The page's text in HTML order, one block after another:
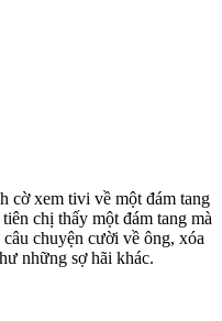
cờ xem tivi về một đám tang
chị thấy một đám tang mà
chuyện cười về ông, xóa
những sợ hãi khác.